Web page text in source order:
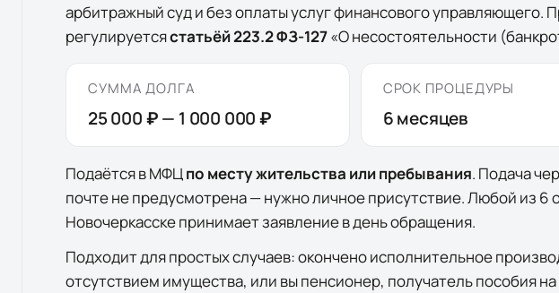
арбитражный суд и без оплаты услуг финансового управляющего.
регулируетсястатьёй 223.2 ФЗ-127«О несостоятельности
СУММА ДОЛГА
25 000 ₽— 1 000 000 ₽
СРОК ПРОЦЕДУРЫ
6месяцев
Подаётся в МФЦпо месту жительства или пребывания. Подача
почте не предусмотрена — нужно личное присутствие. Любой из 6
Новочеркасскепринимает заявление в день обращения.
Подходит для простых случаев: окончено исполнительное
отсутствием имущества, или вы пенсионер, получатель пособия на